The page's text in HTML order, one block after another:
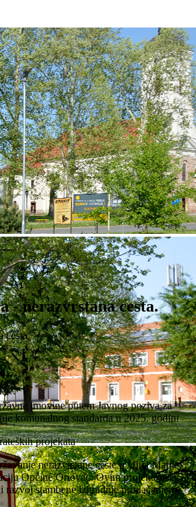
- nerazvrstana cesta.
cesta.
imovine putem Javnog poziva za
komunalnog standarda u 2025. godini
projekata
nerazvrstane ceste u Ulici Matije
Općine Oriovac. Ovim projektom
stambene izgradnje privlačanjem